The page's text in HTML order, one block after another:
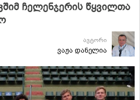
ჩელენჯერის წყვილთა
ავტორი
ვაჟა დანელია